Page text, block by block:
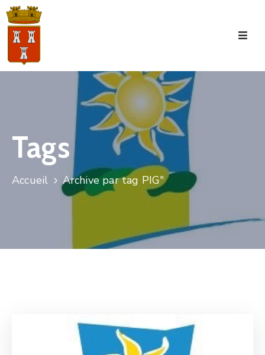
Accueil
Manifestations
Vie
Municipale
Tags
Accueil Archive par tag PIG"